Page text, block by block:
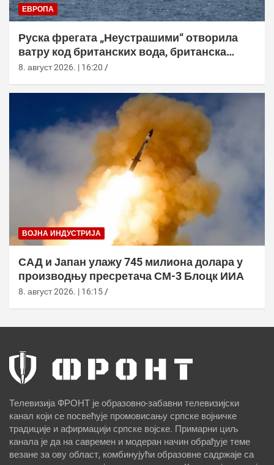
ЕВРОПА
Руска фрегата „Неустрашими“ отворила
ватру код британских вода, британска
морнарица појачала праћење
8. август 2026. | 16:20
ВОЈНА ИНДУСТРИЈА
САД и Јапан улажу 745 милиона долара у
производњу пресретача СМ-3 Блоцк ИИА
8. август 2026. | 16:15
Телевизија ФРОНТ је образовно-забавни телевизијски
канал који се посвећује промовисању српске војничке
традиције и афирмацији српске војске. Примарни циљ
канала је да на савремен и модеран начин обрађује теме
везане за ову област, комбинујући образовне садржаје са